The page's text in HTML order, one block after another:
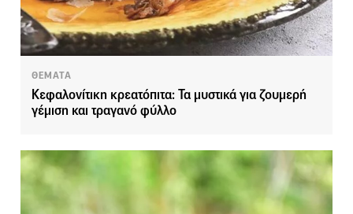
ΘΕΜΑΤΑ
Κεφαλονίτικη κρεατόπιτα: Τα μυστικά για ζουμερή
γέμιση και τραγανό φύλλο